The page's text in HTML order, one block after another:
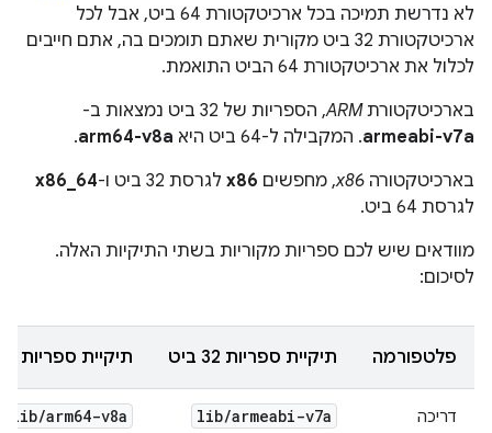
לא נדרשת תמיכה בכל ארכיטקטורת 64 ביט, אבל לכל
ארכיטקטורת 32 ביט מקורית שאתם תומכים בה, אתם חייבים
לכלול את ארכיטקטורת 64 הביט התואמת.
בארכיטקטורתARM, הספריות של 32 ביט נמצאות ב-
armeabi-v7a. המקבילה ל-64 ביט היא arm64-v8a
.
בארכיטקטורה x86, מחפשים x86 לגרסת 32 ביט ו-
x86_64
לגרסת 64 ביט.
מוודאים שיש לכם ספריות מקוריות בשתי התיקיות האלה.
לסיכום:
פלטפורמה תיקיית ספריות 32 ביט תיקיית ספריות של 64
דריכה lib/armeabi-v7a
lib/arm64-v8a